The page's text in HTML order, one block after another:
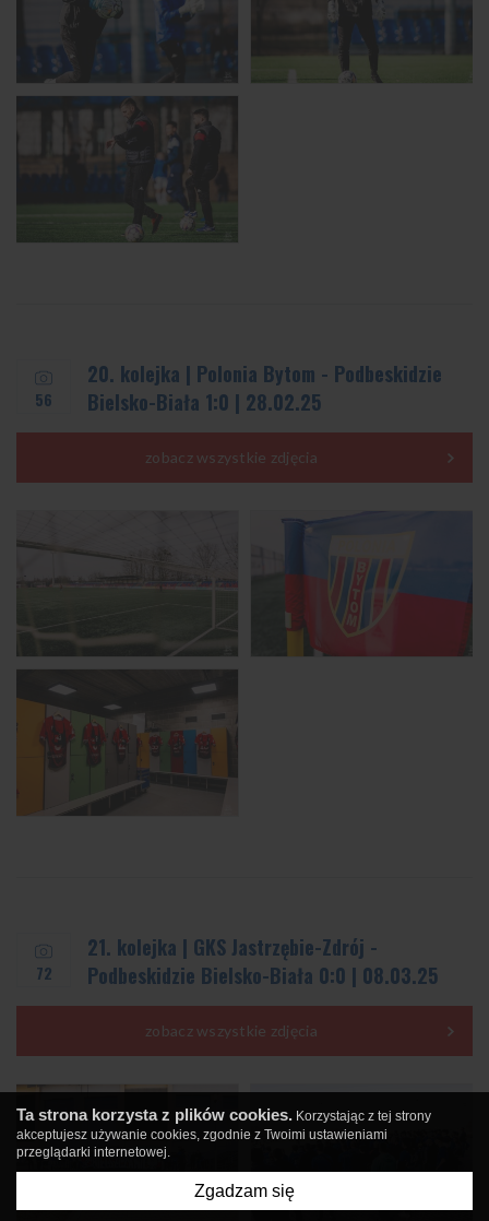
56
20. kolejka | Polonia Bytom - Podbeskidzie
Bielsko-Biała 1:0 | 28.02.25
zobacz wszystkie zdjęcia
72
21. kolejka | GKS Jastrzębie-Zdrój -
Podbeskidzie Bielsko-Biała 0:0 | 08.03.25
zobacz wszystkie zdjęcia
Ta strona korzysta z plików cookies. Korzystając z tej strony
akceptujesz używanie cookies, zgodnie z Twoimi ustawieniami
przeglądarki internetowej.
Zgadzam się